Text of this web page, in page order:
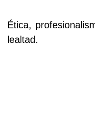
Ética,
lealtad.